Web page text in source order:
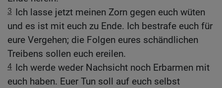
3 Ich lasse jetzt meinen Zorn gegen euch wüten
und es ist mit euch zu Ende. Ich bestrafe euch für
eure Vergehen; die Folgen eures schändlichen
Treibens sollen euch ereilen.
4 Ich werde weder Nachsicht noch Erbarmen mit
euch haben. Euer Tun soll auf euch selbst